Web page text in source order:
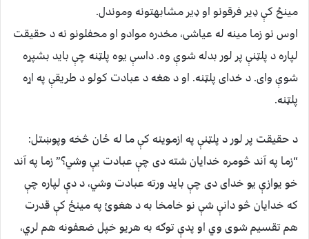
مینځ کې ډیر فرقونو او ډیر مشابهتونه وموندل.
اوس نو زما مینه له عیاشی، مخدره موادو او محفلونو نه د حقیقت
لپاره د پلټنې پر لور بدله شوې وه. داسې یوه پلټنه چې باید بشپړه
شوې وای. د خدای پلټنه. او د هغه د عبادت کولو د طریقې په اړه
پلټنه.
د حقیقت پر لور د پلټنې په ازموینه کې ما له ځان څخه وپوښتل:
“زما په آند څومره خدایان شته دی چې عبادت يې وشي؟” زما په آند
خو یوازې یو خدای دی چې باید ورته عبادت وشي، د دې لپاره چې
که خدایان څو دانې شې نو خامخا به د هغوﺉ په مینځ کې قدرت
هم تقسیم شوی وي او پدې توګه به هریو خپل ضعفونه هم لري،